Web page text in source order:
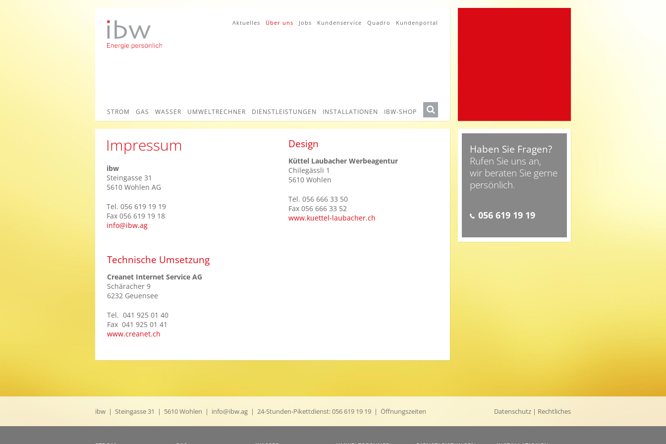
Aktuelles Über uns Jobs Kundenservice Quadro Kundenportal
STROM GAS WASSER UMWELTRECHNER DIENSTLEISTUNGEN INSTALLATIONEN IBW-SHOP
Impressum
ibw
Steingasse 31
5610 Wohlen AG
Tel. 056 619 19 19
Fax 056 619 19 18
info@ibw.ag
Technische Umsetzung
Creanet Internet Service AG
Schäracher 9
6232 Geuensee
Tel. 041 925 01 40
Fax 041 925 01 41
www.creanet.ch
Design
Küttel Laubacher Werbeagentur
Chilegässli 1
5610 Wohlen
Tel. 056 666 33 50
Fax 056 666 33 52
www.kuettel-laubacher.ch
Haben Sie Fragen?
Rufen Sie uns an,
wir beraten Sie gerne
persönlich.
056 619 19 19
ibw | Steingasse 31 | 5610 Wohlen | info@ibw.ag | 24-Stunden-Pikettdienst:056 619 19 19 | Öffnungszeiten Datenschutz | Rechtliches